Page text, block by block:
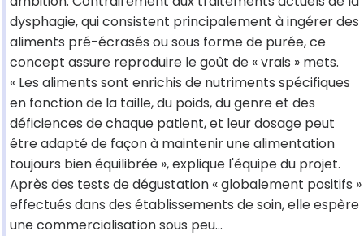
dysphagie, qui consistent principalement à ingérer des
aliments pré-écrasés ou sous forme de purée, ce
concept assure reproduire le goût de « vrais » mets.
« Les aliments sont enrichis de nutriments spécifiques
en fonction de la taille, du poids, du genre et des
déficiences de chaque patient, et leur dosage peut
être adapté de façon à maintenir une alimentation
toujours bien équilibrée », explique l'équipe du projet.
Après des tests de dégustation « globalement positifs »
effectués dans des établissements de soin, elle espère
une commercialisation sous peu...